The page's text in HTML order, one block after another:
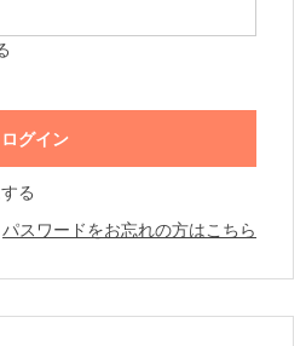
る
パスワードをお忘れの方はこちら